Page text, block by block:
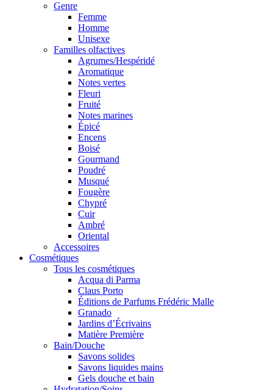
Genre
Femme
Homme
Unisexe
Familles olfactives
Agrumes/Hespéridé
Aromatique
Notes vertes
Fleuri
Fruité
Notes marines
Épicé
Encens
Boisé
Gourmand
Poudré
Musqué
Fougère
Chypré
Cuir
Ambré
Oriental
Accessoires
Cosmétiques
Tous les cosmétiques
Acqua di Parma
Claus Porto
Éditions de Parfums Frédéric Malle
Granado
Jardins d’Écrivains
Matière Première
Bain/Douche
Savons solides
Savons liquides mains
Gels douche et bain